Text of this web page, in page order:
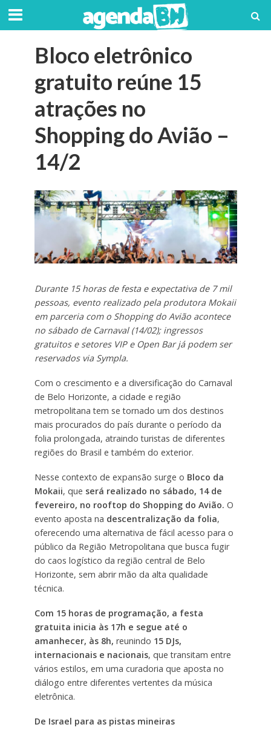
Bloco eletrônico
gratuito reúne 15
atrações no
Shopping do Avião –
14/2
Durante 15 horas de festa e expectativa de 7 mil
pessoas, evento realizado pela produtora Mokaii
em parceria com o Shopping do Avião acontece
no sábado de Carnaval (14/02); ingressos
gratuitos e setores VIP e Open Bar já podem ser
reservados via Sympla.
Com o crescimento e a diversificação do Carnaval
de Belo Horizonte, a cidade e região
metropolitana tem se tornado um dos destinos
mais procurados do país durante o período da
folia prolongada, atraindo turistas de diferentes
regiões do Brasil e também do exterior.
Nesse contexto de expansão surge o Bloco da
Mokaii, que será realizado no sábado, 14 de
fevereiro, no rooftop do Shopping do Avião. O
evento aposta na descentralização da folia,
oferecendo uma alternativa de fácil acesso para o
público da Região Metropolitana que busca fugir
do caos logístico da região central de Belo
Horizonte, sem abrir mão da alta qualidade
técnica.
Com 15 horas de programação, a festa
gratuita inicia às 17h e segue até o
amanhecer, às 8h, reunindo 15 DJs,
internacionais e nacionais, que transitam entre
vários estilos, em uma curadoria que aposta no
diálogo entre diferentes vertentes da música
eletrônica.
De Israel para as pistas mineiras